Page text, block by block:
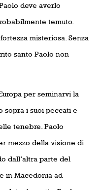
deve averlo
temuto.
misteriosa. Senza
santo Paolo non
per seminarvi la
sopra i suoi peccati e
tenebre. Paolo
mezzo della visione di
dall’altra parte del
in Macedonia ad